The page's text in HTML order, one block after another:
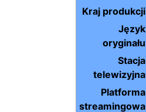
Kraj produkcji
Język
oryginału
Stacja
telewizyjna
Platforma
streamingowa